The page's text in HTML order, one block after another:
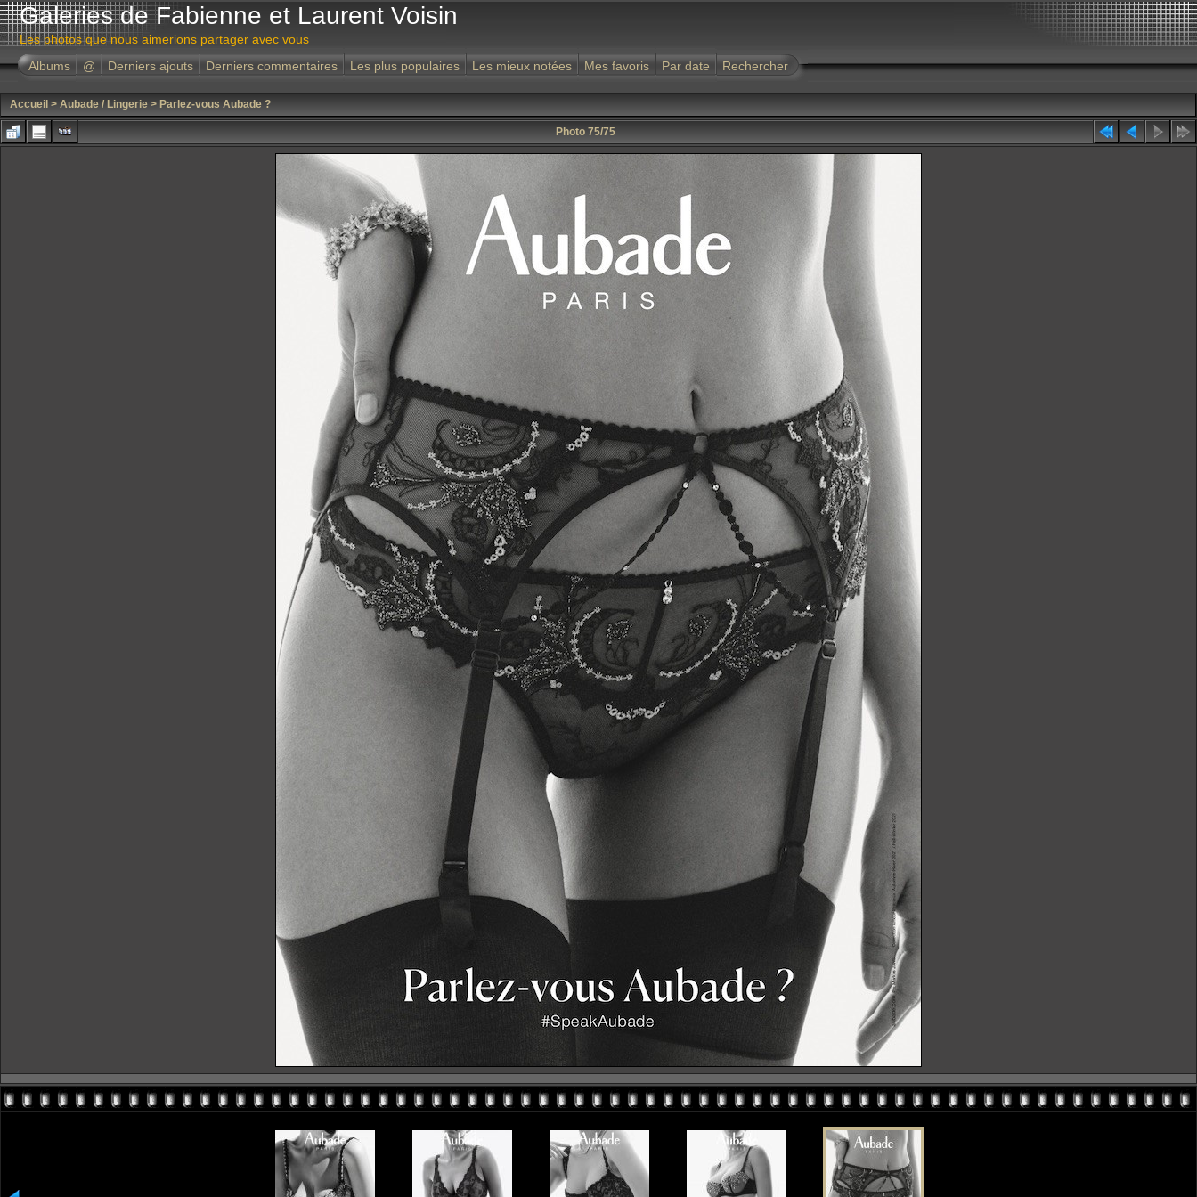
Galeries de Fabienne et Laurent Voisin
Les photos que nous aimerions partager avec vous
Albums
@ Derniers ajouts Derniers commentaires Les plus populaires Les mieux notées Mes favoris Par date Rechercher
Accueil > Aubade / Lingerie > Parlez-vous Aubade ?
Photo 75/75